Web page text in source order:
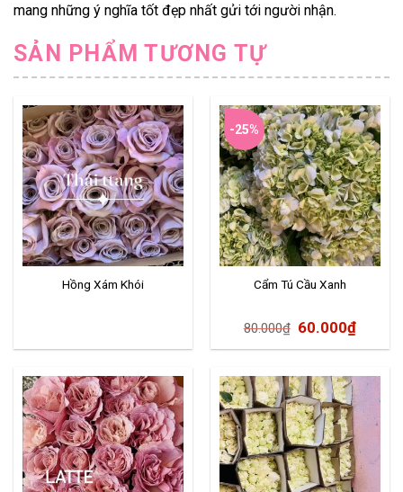
mang những ý nghĩa tốt đẹp nhất gửi tới người nhận.
SẢN PHẨM TƯƠNG TỰ
Hồng Xám Khói
-25%
Cẩm Tú Cầu Xanh
80.000₫ 60.000₫